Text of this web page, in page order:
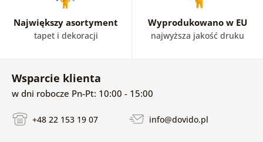
Największy asortyment
tapet i dekoracji
Wyprodukowano w EU
najwyższa jakość druku
Wsparcie klienta
w dni robocze Pn-Pt: 10:00 - 15:00
+48 22 153 19 07 info@dovido.pl